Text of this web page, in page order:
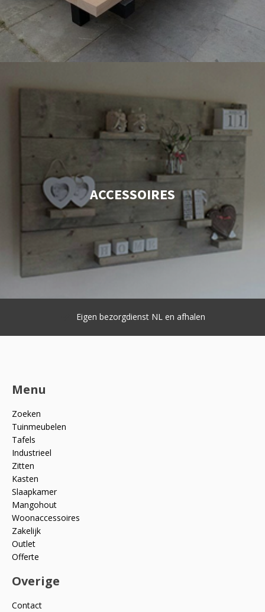
ACCESSOIRES
Eigen bezorgdienst NL en afhalen
Menu
Zoeken
Tuinmeubelen
Tafels
Industrieel
Zitten
Kasten
Slaapkamer
Mangohout
Woonaccessoires
Zakelijk
Outlet
Offerte
Overige
Contact